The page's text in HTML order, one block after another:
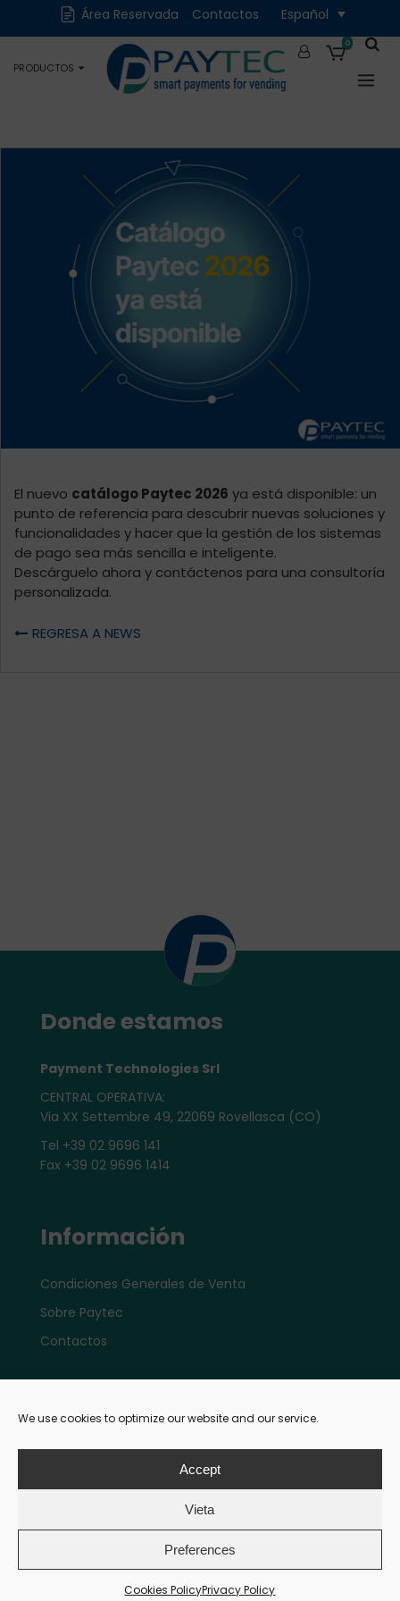
We use cookies to optimize our website and our service.
Accept
Vieta
Preferences
Cookies PolicyPrivacy Policy
Área Reservada Contactos Español
PRODUCTOS
Digital
Accesorios y
Repuestos
Ocasiones
0
El nuevo catálogo Paytec 2026 ya está disponible: un
punto de referencia para descubrir nuevas soluciones y
funcionalidades y hacer que la gestión de los sistemas
de pago sea más sencilla e inteligente.
Descárguelo ahora y contáctenos para una consultoría
personalizada.
REGRESA A NEWS
Donde estamos
Payment Technologies Srl
CENTRAL OPERATIVA:
Via XX Settembre 49, 22069 Rovellasca (CO)
Tel +39 02 9696 141
Fax +39 02 9696 1414
Información
Condiciones Generales de Venta
Sobre Paytec
Contactos
Account
Métodos de pago: